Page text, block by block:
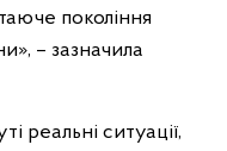
покоління
– зазначила
реальні ситуації,